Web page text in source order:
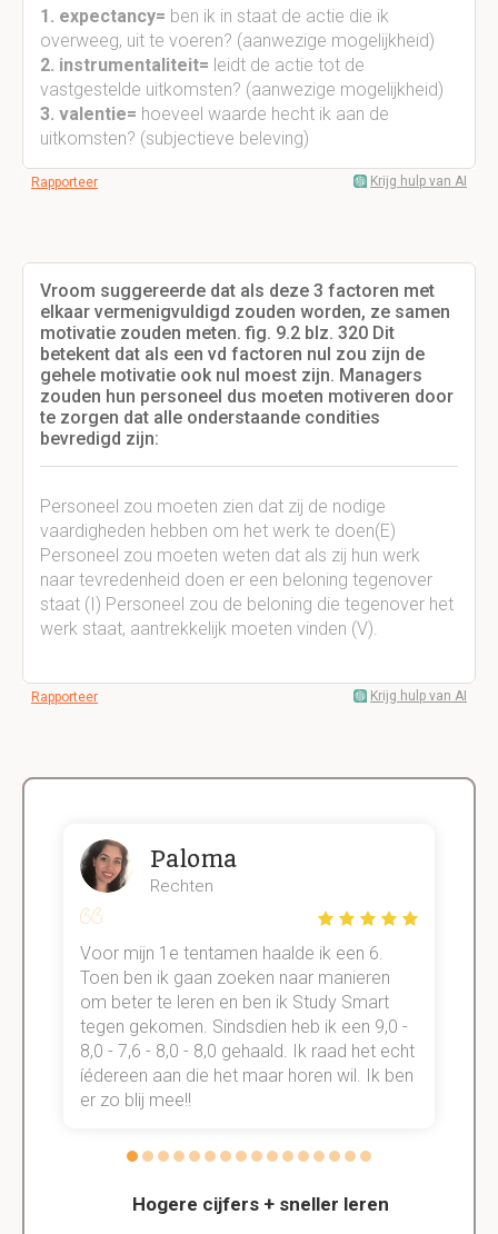
1. expectancy= ben ik in staat de actie die ik
overweeg, uit te voeren? (aanwezige mogelijkheid)
2. instrumentaliteit= leidt de actie tot de
vastgestelde uitkomsten? (aanwezige mogelijkheid)
3. valentie= hoeveel waarde hecht ik aan de
uitkomsten? (subjectieve beleving)
Rapporteer Krijg hulp van AI
Vroom suggereerde dat als deze 3 factoren met
elkaar vermenigvuldigd zouden worden, ze samen
motivatie zouden meten. fig. 9.2 blz. 320 Dit
betekent dat als een vd factoren nul zou zijn de
gehele motivatie ook nul moest zijn. Managers
zouden hun personeel dus moeten motiveren door
te zorgen dat alle onderstaande condities
bevredigd zijn:
Personeel zou moeten zien dat zij de nodige
vaardigheden hebben om het werk te doen(E)
Personeel zou moeten weten dat als zij hun werk
naar tevredenheid doen er een beloning tegenover
staat (I) Personeel zou de beloning die tegenover het
werk staat, aantrekkelijk moeten vinden (V).
Rapporteer Krijg hulp van AI
Hogere cijfers + sneller leren
Paloma
Rechten
Voor mijn 1e tentamen haalde ik een 6.
Toen ben ik gaan zoeken naar manieren
om beter te leren en ben ik Study Smart
tegen gekomen. Sindsdien heb ik een 9,0 -
8,0 - 7,6 - 8,0 - 8,0 gehaald. Ik raad het echt
íédereen aan die het maar horen wil. Ik ben
er zo blij mee!!